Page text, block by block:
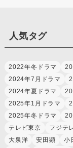
人気タグ
2022年冬ドラマ
2024年7月ドラマ
2024年夏ドラマ
2025年1月ドラマ
2025年冬ドラマ
テレビ東京
フジテ
大泉洋
安田顕 小